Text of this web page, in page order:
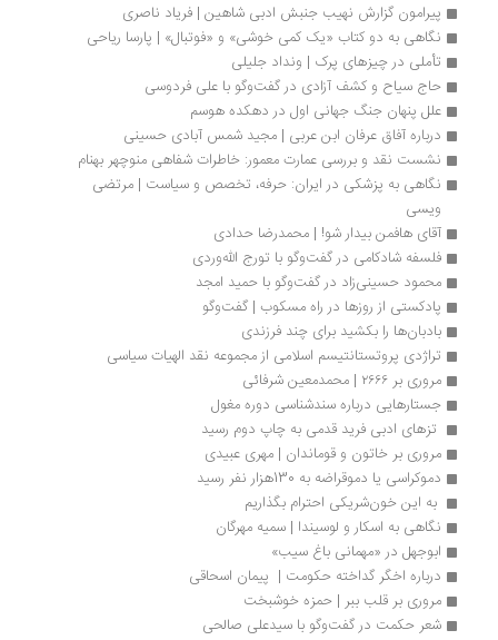
پیرامون گزارش نهیب جنبش ادبی شاهین | فریاد ناصری
نگاهی به دو کتاب «یک ‌کمی خوشی» و «فوتبال» | پارسا ریاحی
تأملی در چیزهای پرک | ونداد جلیلی
حاج سیاح و کشف آزادی در گفت‌وگو با علی فردوسی
علل پنهان جنگ جهانی اول در دهکده هوسم
درباره آفاق عرفان ابن عربی | مجید شمس آبادی حسینی
نشست نقد و بررسی عمارت معمور: خاطرات شفاهی منوچهر بهنام
نگاهی به پزشکی در ایران: حرفه، تخصص و سیاست | مرتضی
آقای هافمن بیدار شو! | محمدرضا حدادی
فلسفه شادکامی در گفت‌وگو با تورج الله‌وردی
محمود حسینی‌زاد در گفت‌وگو با حمید امجد
پادکستی از روزها در راه مسکوب | گفت‌وگو
بادبان‌ها را بکشید برای چند فرزندی
تراژدی پروتستانتیسم اسلامی از مجموعه نقد الهیات سیاسی
مروری بر ۲۶۶۶ | محمدمعین شرفائی
جستارهایی درباره سندشناسی دوره مغول
تزهای ادبی فرید قدمی به چاپ دوم رسید
مروری بر خاتون و قوماندان | مهری عبیدی
دموکراسی یا دموقراضه به 130هزار نفر رسید
به این خون‌شریکی احترام بگذاریم
نگاهی به اسکار و لوسیندا | سمیه مهرگان
ابوجهل در «مهمانی باغ سیب»
درباره اخگر گداخته حکومت |  پیمان اسحاقی
مروری بر قلب ببر | حمزه خوشبخت
شعر حکمت در گفت‌وگو با سیدعلی صالحی